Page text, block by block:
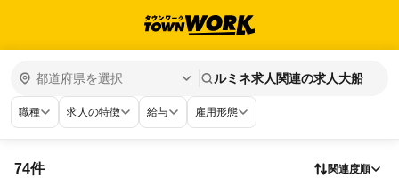
ルミネ求人関連の求人大船
職種 求人の特徴 給与 雇用形態
74件 関連度順